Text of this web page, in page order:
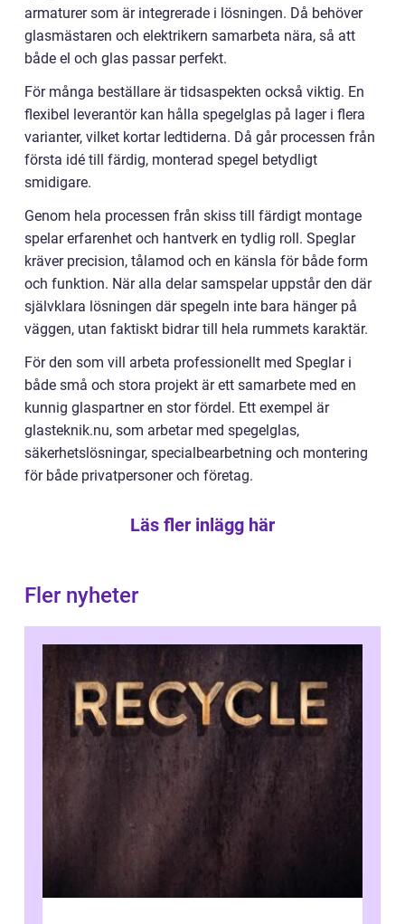
armaturer som är integrerade i lösningen. Då behöver
glasmästaren och elektrikern samarbeta nära, så att
både el och glas passar perfekt.
För många beställare är tidsaspekten också viktig. En
flexibel leverantör kan hålla spegelglas på lager i flera
varianter, vilket kortar ledtiderna. Då går processen från
första idé till färdig, monterad spegel betydligt
smidigare.
Genom hela processen från skiss till färdigt montage
spelar erfarenhet och hantverk en tydlig roll. Speglar
kräver precision, tålamod och en känsla för både form
och funktion. När alla delar samspelar uppstår den där
självklara lösningen där spegeln inte bara hänger på
väggen, utan faktiskt bidrar till hela rummets karaktär.
För den som vill arbeta professionellt med Speglar i
både små och stora projekt är ett samarbete med en
kunnig glaspartner en stor fördel. Ett exempel är
glasteknik.nu, som arbetar med spegelglas,
säkerhetslösningar, specialbearbetning och montering
för både privatpersoner och företag.
Läs fler inlägg här
Fler nyheter